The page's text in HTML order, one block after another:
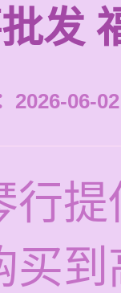
发
2026-06-
行
买